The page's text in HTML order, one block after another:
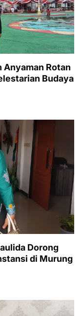
Anyaman Rotan
Budaya
Dorong
di Murung